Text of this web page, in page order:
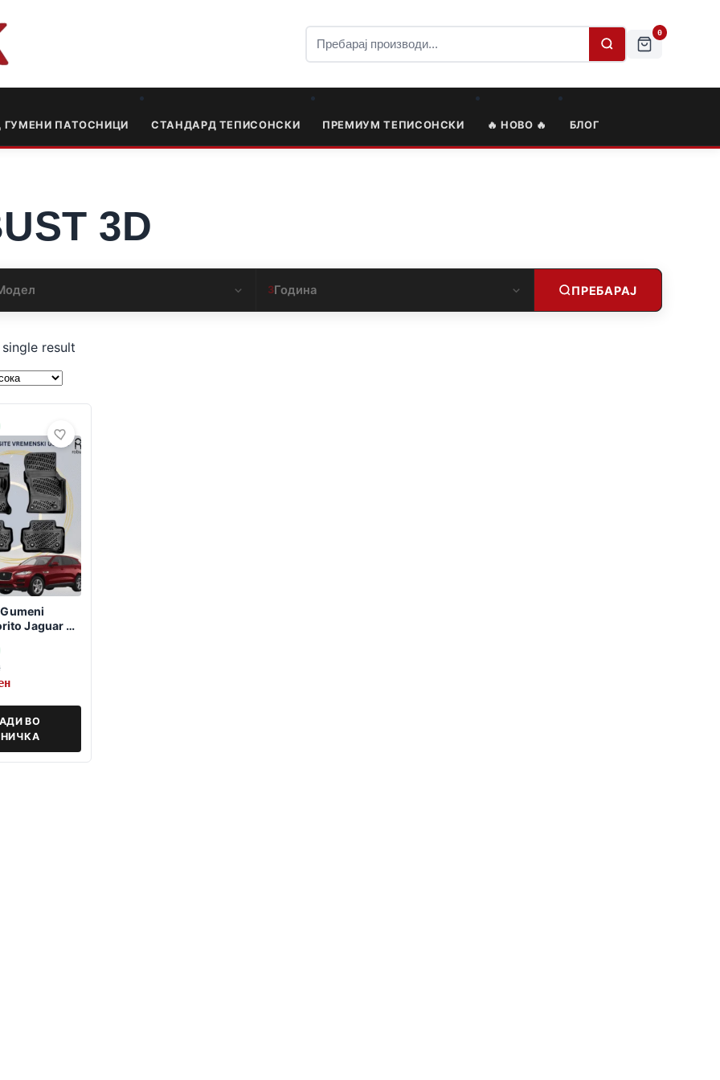
0
ГУМЕНИ ПАТОСНИЦИ СТАНДАРД ТЕПИСОНСКИ ПРЕМИУМ ТЕПИСОНСКИ 🔥 НОВО 🔥 БЛОГ
3D
3Година ПРЕБАРАЈ
result
Jaguar F-
ВО